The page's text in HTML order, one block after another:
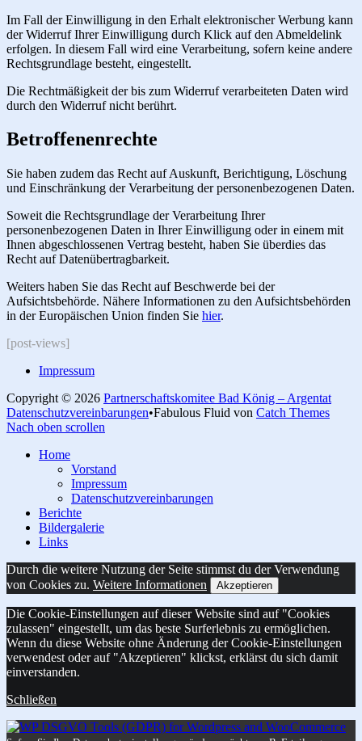
Im Fall der Einwilligung in den Erhalt elektronischer Werbung kann
der Widerruf Ihrer Einwilligung durch Klick auf den Abmeldelink
erfolgen. In diesem Fall wird eine Verarbeitung, sofern keine andere
Rechtsgrundlage besteht, eingestellt.
Die Rechtmäßigkeit der bis zum Widerruf verarbeiteten Daten wird
durch den Widerruf nicht berührt.
Betroffenenrechte
Sie haben zudem das Recht auf Auskunft, Berichtigung, Löschung
und Einschränkung der Verarbeitung der personenbezogenen Daten.
Soweit die Rechtsgrundlage der Verarbeitung Ihrer
personenbezogenen Daten in Ihrer Einwilligung oder in einem mit
Ihnen abgeschlossenen Vertrag besteht, haben Sie überdies das
Recht auf Datenübertragbarkeit.
Weiters haben Sie das Recht auf Beschwerde bei der
Aufsichtsbehörde. Nähere Informationen zu den Aufsichtsbehörden
in der Europäischen Union finden Sie hier.
[post-views]
Impressum
Copyright © 2026 Partnerschaftskomitee Bad König – Argentat
Datenschutzvereinbarungen•Fabulous Fluid von Catch Themes
Nach oben scrollen
Home
Vorstand
Impressum
Datenschutzvereinbarungen
Berichte
Bildergalerie
Links
Durch die weitere Nutzung der Seite stimmst du der Verwendung
von Cookies zu. Weitere Informationen Akzeptieren
Die Cookie-Einstellungen auf dieser Website sind auf "Cookies
zulassen" eingestellt, um das beste Surferlebnis zu ermöglichen.
Wenn du diese Website ohne Änderung der Cookie-Einstellungen
verwendest oder auf "Akzeptieren" klickst, erklärst du sich damit
einverstanden.
Schließen